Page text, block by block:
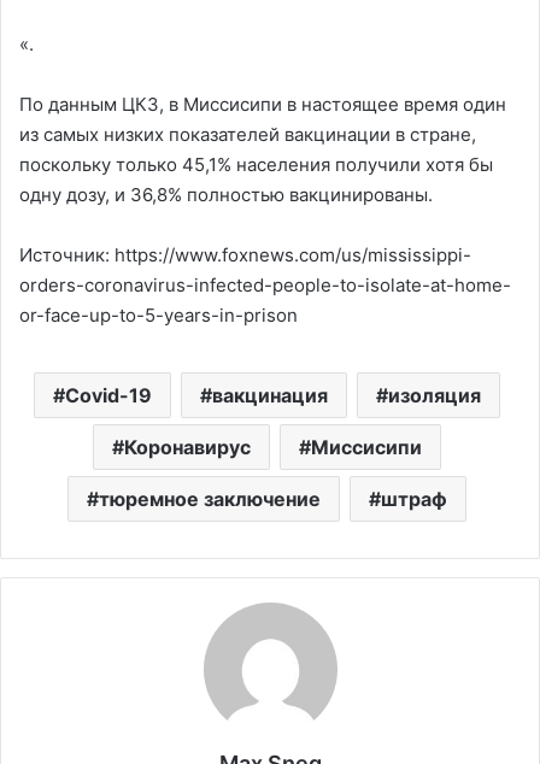
«.
По данным ЦКЗ, в Миссисипи в настоящее время один
из самых низких показателей вакцинации в стране,
поскольку только 45,1% населения получили хотя бы
одну дозу, и 36,8% полностью вакцинированы.
Источник: https://www.foxnews.com/us/mississippi-
orders-coronavirus-infected-people-to-isolate-at-home-
or-face-up-to-5-years-in-prison
Covid-19 вакцинация изоляция
Коронавирус Миссисипи
тюремное заключение штраф